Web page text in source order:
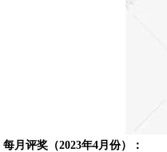
每月评奖（2023年4月份）：